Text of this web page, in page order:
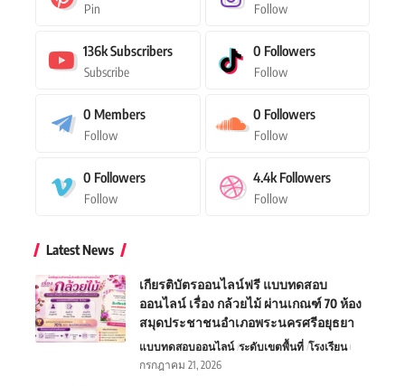
Pin Follow
136kSubscribers
Subscribe
0 Followers
Follow
0 Members
Follow
0 Followers
Follow
0 Followers
Follow
4.4k Followers
Follow
Latest News
เกียรติบัตรออนไลน์ฟรี แบบทดสอบ
ออนไลน์ เรื่อง กล้วยไม้ ผ่านเกณฑ์ 70 ห้อง
สมุดประชาชนอำเภอพระนครศรีอยุธยา
แบบทดสอบออนไลน์ ระดับเขตพื้นที่ โรงเรียน
กรกฎาคม 21, 2026